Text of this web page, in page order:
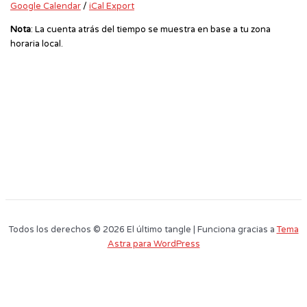
Google Calendar/ iCal Export
Nota: La cuenta atrás del tiempo se muestra en base a tu zona
horaria local.
Todos los derechos © 2026 El último tangle | Funciona gracias aTema
Astra para WordPress